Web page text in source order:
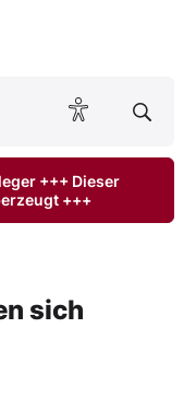
+++ Dieser
+++
sich